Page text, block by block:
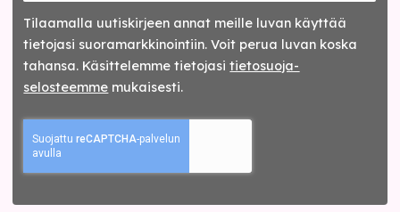
Tilaamalla uutis­kirjeen annat meille luvan käyttää
tietojasi suora­markkinointiin. Voit perua luvan koska
tahansa. Käsittelemme tietojasitieto­suoja­
selosteemme mukaisesti.